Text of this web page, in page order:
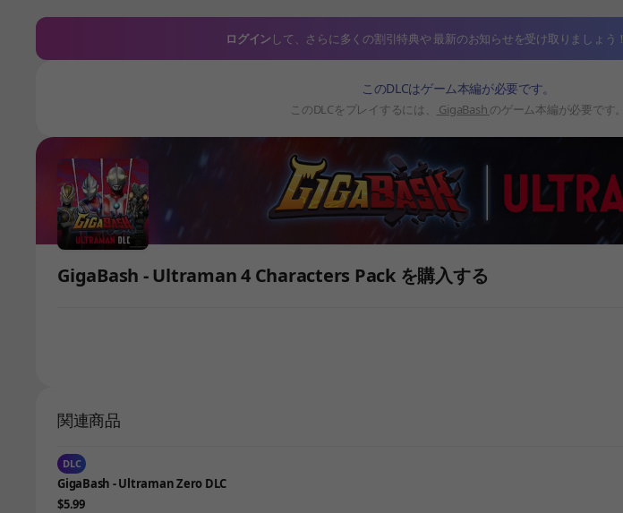
ログイン して、さらに多くの割引特典や最新のお知らせを受け取りましょう！
このDLCはゲーム本編が必要です。
このDLCをプレイするには、 GigaBash のゲーム本編が必要です。
GigaBash - Ultraman 4 Characters Pack を購入する
関連商品
DLC
GigaBash - Ultraman Zero DLC
$5.99